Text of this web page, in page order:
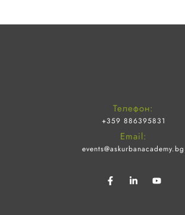
Email:
events@askurbanacademy.bg
Телефон:
+359 886395831